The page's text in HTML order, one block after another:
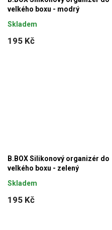
velkého boxu - modrý
195 Kč
Skladem
B.BOX Silikonový organizér do
velkého boxu - zelený
195 Kč
Skladem